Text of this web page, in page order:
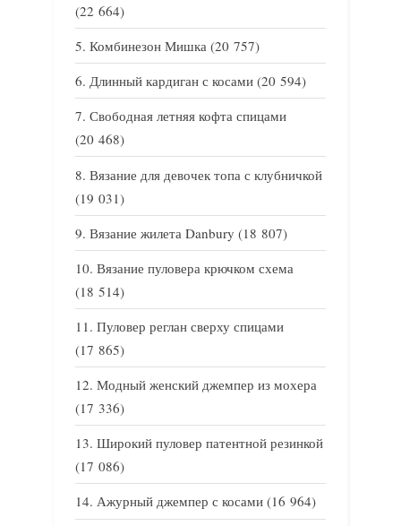
(22 664)
Комбинезон Мишка (20 757)
Длинный кардиган с косами (20 594)
Свободная летняя кофта спицами
(20 468)
Вязание для девочек топа с клубничкой
(19 031)
Вязание жилета Danbury (18 807)
Вязание пуловера крючком схема
(18 514)
Пуловер реглан сверху спицами
(17 865)
Модный женский джемпер из мохера
(17 336)
Широкий пуловер патентной резинкой
(17 086)
Ажурный джемпер с косами (16 964)